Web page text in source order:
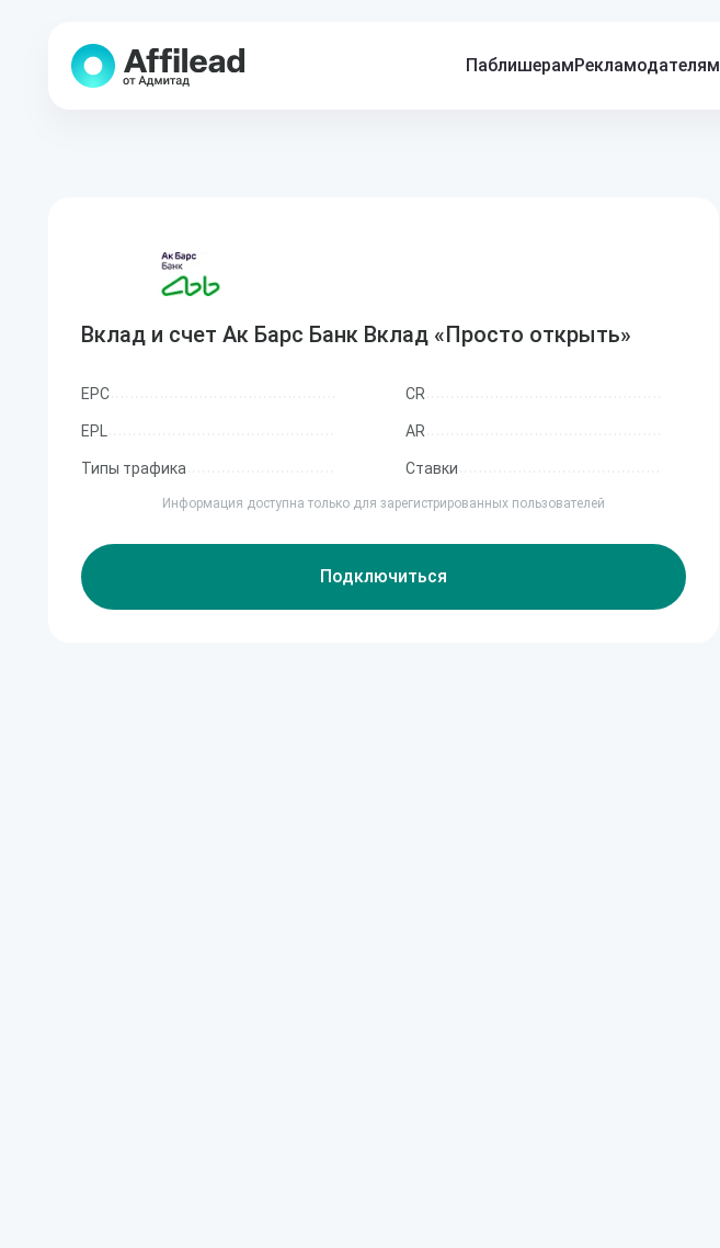
ПаблишерамРекламодателям
Вклад и счет Ак Барс Банк Вклад «Просто открыть»
EPC CR
EPL AR
Типы трафика Ставки
Информация доступна только для зарегистрированных пользователей
Подключиться